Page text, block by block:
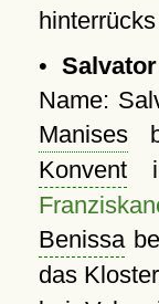
•
Name:
Manises
Konventin
Benissa
das